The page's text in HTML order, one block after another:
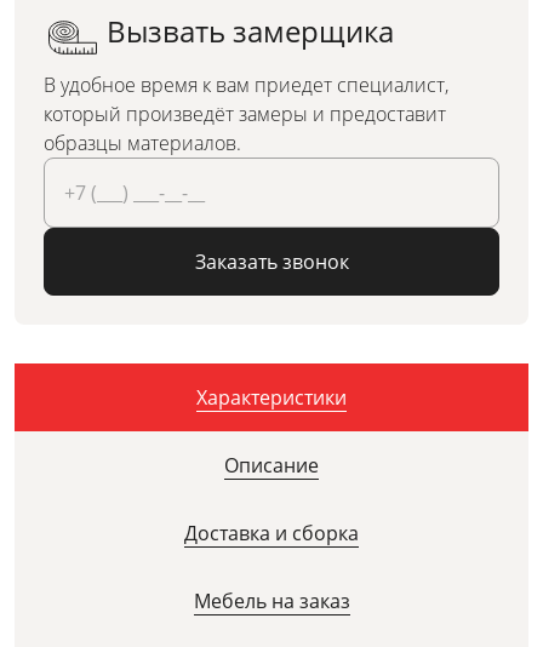
Вызвать замерщика
В удобное время к вам приедет специалист,
который произведёт замеры и предоставит
образцы материалов.
Заказать звонок
Характеристики
Описание
Доставка и сборка
Мебель на заказ